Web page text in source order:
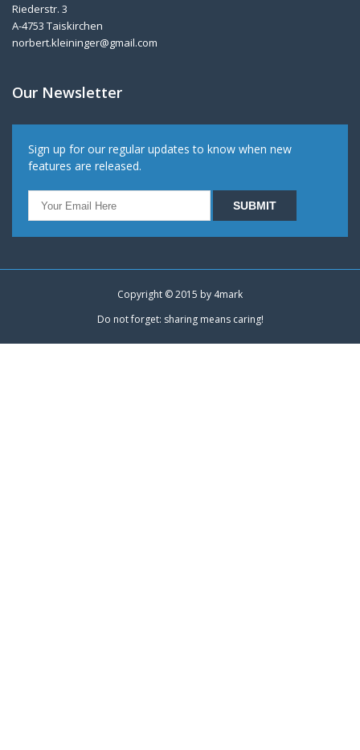
Riederstr. 3
A-4753 Taiskirchen
norbert.kleininger@gmail.com
Our Newsletter
Sign up for our regular updates to know when new
features are released.
Copyright © 2015 by 4mark
Do not forget: sharing means caring!